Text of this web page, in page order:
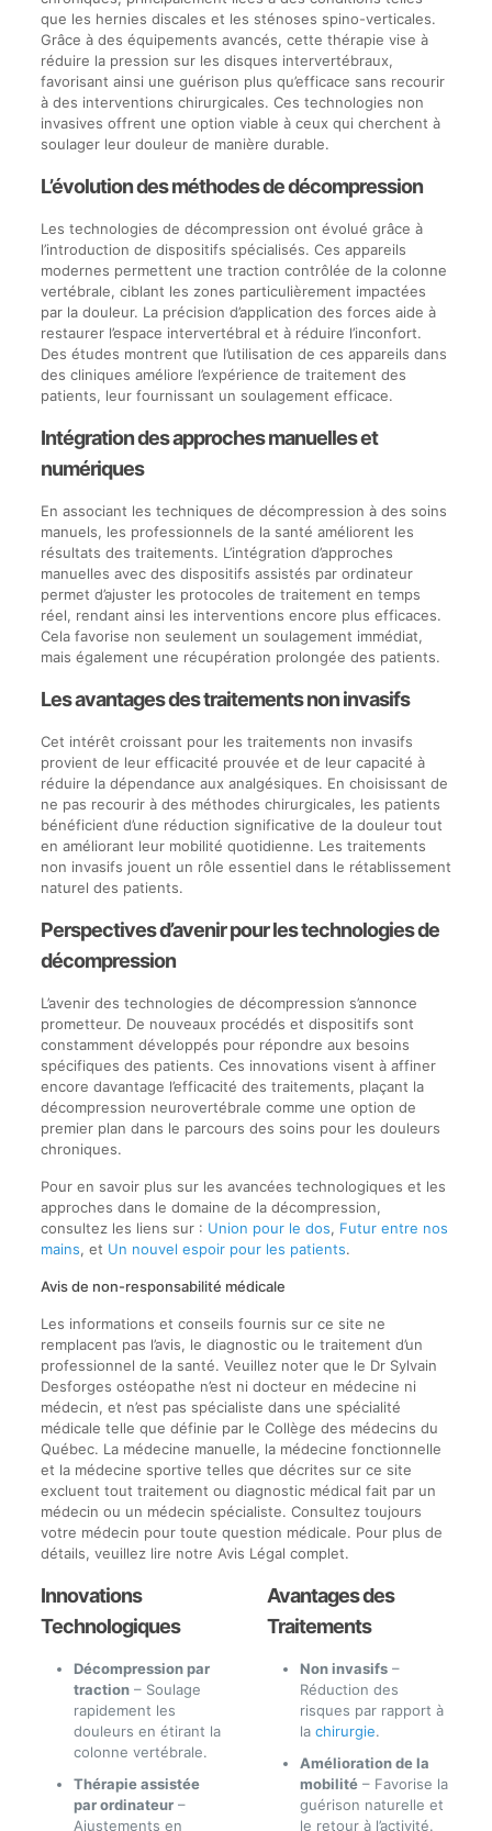
que les hernies discales et les sténoses spino-verticales.
Grâce à des équipements avancés, cette thérapie vise à
réduire la pression sur les disques intervertébraux,
favorisant ainsi une guérison plus qu’efficace sans recourir
à des interventions chirurgicales. Ces technologies non
invasives offrent une option viable à ceux qui cherchent à
soulager leur douleur de manière durable.
L’évolution des méthodes de décompression
Les technologies de décompression ont évolué grâce à
l’introduction de dispositifs spécialisés. Ces appareils
modernes permettent une traction contrôlée de la colonne
vertébrale, ciblant les zones particulièrement impactées
par la douleur. La précision d’application des forces aide à
restaurer l’espace intervertébral et à réduire l’inconfort.
Des études montrent que l’utilisation de ces appareils dans
des cliniques améliore l’expérience de traitement des
patients, leur fournissant un soulagement efficace.
Intégration des approches manuelles et
numériques
En associant les techniques de décompression à des soins
manuels, les professionnels de la santé améliorent les
résultats des traitements. L’intégration d’approches
manuelles avec des dispositifs assistés par ordinateur
permet d’ajuster les protocoles de traitement en temps
réel, rendant ainsi les interventions encore plus efficaces.
Cela favorise non seulement un soulagement immédiat,
mais également une récupération prolongée des patients.
Les avantages des traitements non invasifs
Cet intérêt croissant pour les traitements non invasifs
provient de leur efficacité prouvée et de leur capacité à
réduire la dépendance aux analgésiques. En choisissant de
ne pas recourir à des méthodes chirurgicales, les patients
bénéficient d’une réduction significative de la douleur tout
en améliorant leur mobilité quotidienne. Les traitements
non invasifs jouent un rôle essentiel dans le rétablissement
naturel des patients.
Perspectives d’avenir pour les technologies de
décompression
L’avenir des technologies de décompression s’annonce
prometteur. De nouveaux procédés et dispositifs sont
constamment développés pour répondre aux besoins
spécifiques des patients. Ces innovations visent à affiner
encore davantage l’efficacité des traitements, plaçant la
décompression neurovertébrale comme une option de
premier plan dans le parcours des soins pour les douleurs
chroniques.
Pour en savoir plus sur les avancées technologiques et les
approches dans le domaine de la décompression,
consultez les liens sur : Union pour le dos, Futur entre nos
mains, et Un nouvel espoir pour les patients.
Avis de non-responsabilité médicale
Les informations et conseils fournis sur ce site ne
remplacent pas l’avis, le diagnostic ou le traitement d’un
professionnel de la santé. Veuillez noter que le Dr Sylvain
Desforges ostéopathe n’est ni docteur en médecine ni
médecin, et n’est pas spécialiste dans une spécialité
médicale telle que définie par le Collège des médecins du
Québec. La médecine manuelle, la médecine fonctionnelle
et la médecine sportive telles que décrites sur ce site
excluent tout traitement ou diagnostic médical fait par un
médecin ou un médecin spécialiste. Consultez toujours
votre médecin pour toute question médicale. Pour plus de
détails, veuillez lire notre Avis Légal complet.
Innovations
Technologiques
Décompression par
traction– Soulage
rapidement les
douleurs en étirant la
colonne vertébrale.
Thérapie assistée
par ordinateur–
Ajustements en
Avantages des
Traitements
Non invasifs–
Réduction des
risques par rapport à
la chirurgie.
Amélioration de la
mobilité– Favorise la
guérison naturelle et
le retour à l’activité.